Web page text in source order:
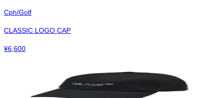
Cph/Golf
CLASSIC LOGO CAP
¥6,600